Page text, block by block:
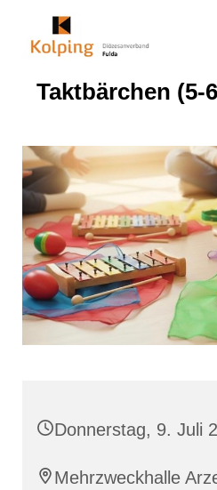
Taktbärchen (5-
Donnerstag, 9. Juli
Mehrzweckhalle